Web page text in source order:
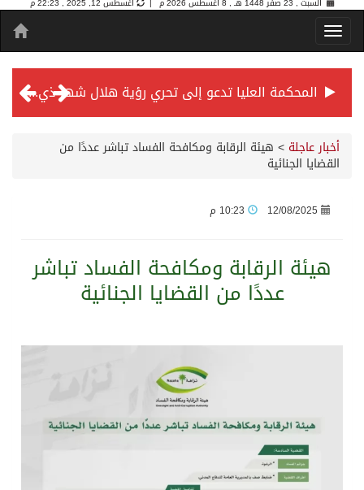
المحكمة العليا تدعو إلى تحري رؤية هلال شهر ذي الحجة مساء يوم الأحد الثلاثين من شهر ذي القعدة -حسب تقويم أم القرى- التاسع والعشرين حسب قرار المحكمة العليا
إنفاذًا لتوجيهات خادم الحرمين الشريفين وسمو ولي العهد.. وصول التوأم الملتصق المغربي “سجى وضحى” إلى الرياض
أخبار عاجلة > هيئة الرقابة ومكافحة الفساد تباشر عددًا من
القضايا الجنائية
12/08/2025
هيئة الرقابة ومكافحة الفساد تباشر
عددًا من القضايا الجنائية